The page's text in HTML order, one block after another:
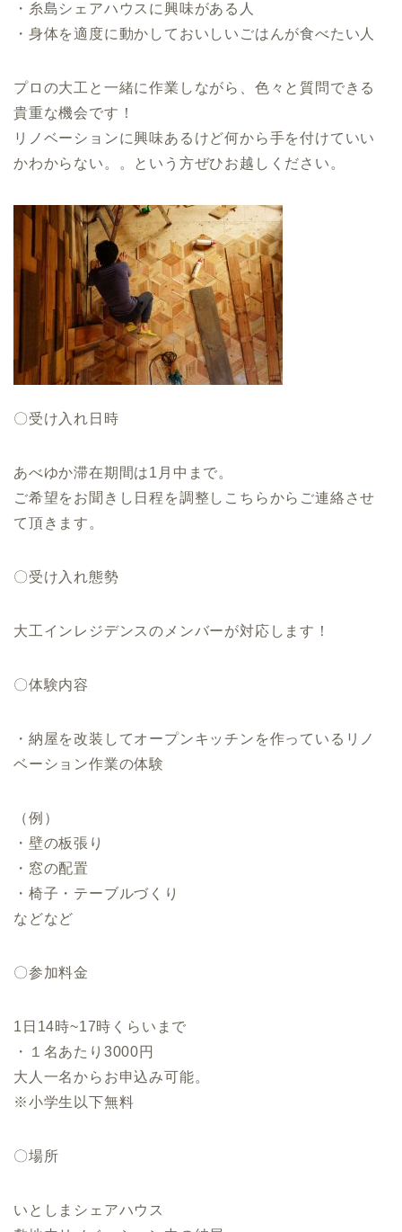
・糸島シェアハウスに興味がある人
・身体を適度に動かしておいしいごはんが食べたい人
プロの大工と一緒に作業しながら、色々と質問できる
貴重な機会です！
リノベーションに興味あるけど何から手を付けていい
かわからない。。という方ぜひお越しください。
〇受け入れ日時
あべゆか滞在期間は1月中まで。
ご希望をお聞きし日程を調整しこちらからご連絡させ
て頂きます。
〇受け入れ態勢
大工インレジデンスのメンバーが対応します！
〇体験内容
・納屋を改装してオープンキッチンを作っているリノ
ベーション作業の体験
（例）
・壁の板張り
・窓の配置
・椅子・テーブルづくり
などなど
〇参加料金
1日14時~17時くらいまで
・１名あたり3000円
大人一名からお申込み可能。
※小学生以下無料
〇場所
いとしまシェアハウス